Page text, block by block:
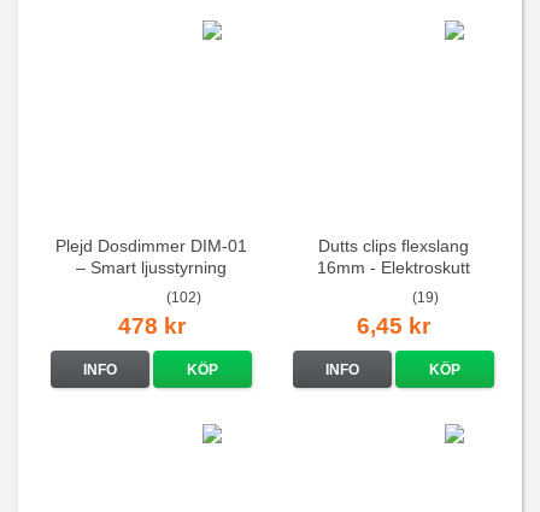
Plejd Dosdimmer DIM-01
– Smart ljusstyrning
(102)
478 kr
INFO KÖP
Dutts clips flexslang
16mm - Elektroskutt
(19)
6,45 kr
INFO KÖP